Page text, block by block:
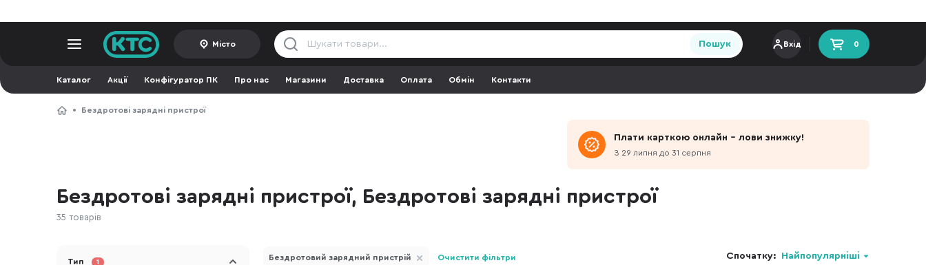
Місто Пошук Вхід 0
Каталог Акції Конфігуратор ПК Про нас Магазини Доставка Оплата Обмін Контакти
Бездротові зарядні пристрої
Плати карткою онлайн - лови знижку!
З 29 липня до 31 серпня
Бездротові зарядні пристрої, Бездротові зарядні пристрої
35 товарів
Спочатку: Найпопулярніші
Бездротовий зарядний пристрій Очистити фільтри
Тип 1